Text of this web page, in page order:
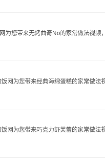
您带来无烤曲奇No的家常做法视频
网为您带来经典海绵蛋糕的家常做法
网为您带来巧克力舒芙蕾的家常做法